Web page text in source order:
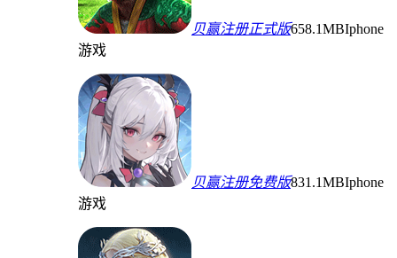
贝赢注册正式版658.1MBIphone
游戏
贝赢注册免费版831.1MBIphone
游戏